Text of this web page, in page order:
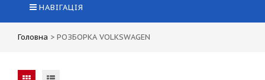
НАВІГАЦІЯ
Головна > РОЗБОРКА VOLKSWAGEN